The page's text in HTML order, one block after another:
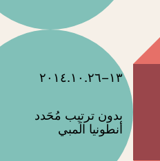
١٣–٢٠١٤.١٠.٢٦